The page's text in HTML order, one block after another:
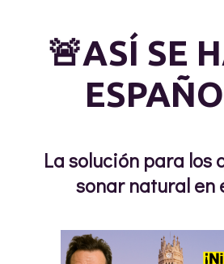
🚨ASÍ SE
La solución para los
sonar natural en